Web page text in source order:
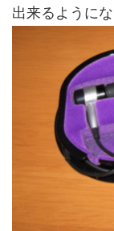
出来るように